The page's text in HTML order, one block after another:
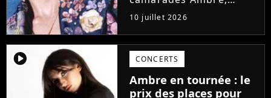
Bastiaan ou Melissa,
Victor Aupecle lance
son projet musical ce
vendredi 10 juillet avec
la parution du single Je
fais de mon mieux. Le
demi-finaliste...
10 juillet 2026
player2 CONCERTS
Ambre en tournée : le
prix des places pour